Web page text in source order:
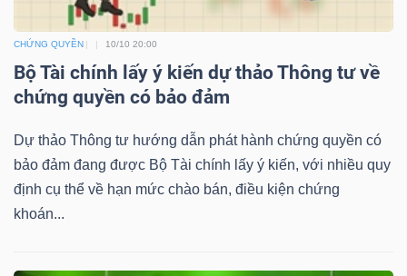
CHỨNG QUYỀN 10/10 20:00
Bộ Tài chính lấy ý kiến dự thảo Thông tư về
chứng quyền có bảo đảm
Dự thảo Thông tư hướng dẫn phát hành chứng quyền có
bảo đảm đang được Bộ Tài chính lấy ý kiến, với nhiều quy
định cụ thể về hạn mức chào bán, điều kiện chứng
khoán...
CHÍNH
CÔNG
NGHỆ
THÔNG